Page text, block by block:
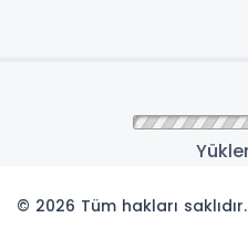
© 2026 Tüm hakları saklıdır.